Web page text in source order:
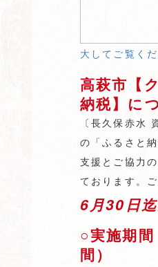
大してご覧く
高萩市【
納税】
〔長久保赤水
の「ふるさと
支援とご協力
ております。
6月30日迄
○実施期
間）